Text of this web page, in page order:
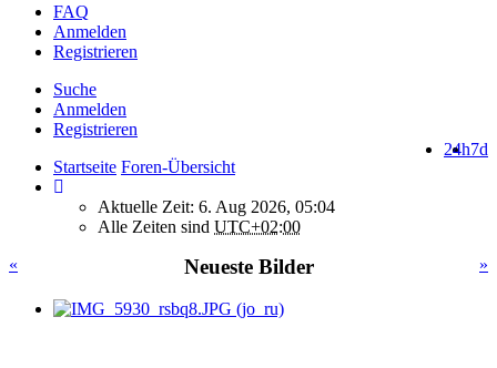
FAQ
Anmelden
Registrieren
Suche
Anmelden
Registrieren
7d
24h
Startseite Foren-Übersicht
Aktuelle Zeit: 6. Aug 2026, 05:04
Alle Zeiten sind UTC+02:00
«
»
Neueste Bilder